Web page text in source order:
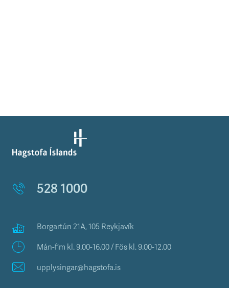
528 1000
Borgartún 21A, 105 Reykjavík
Mán-fim kl. 9.00-16.00 / Fös kl. 9.00-12.00
upplysingar@hagstofa.is